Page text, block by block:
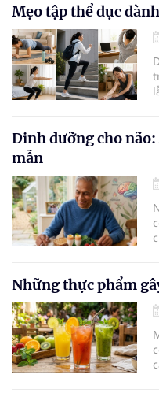
Mẹo tập thể dục
Dinh dưỡng cho
mẫn
Những thực phẩm